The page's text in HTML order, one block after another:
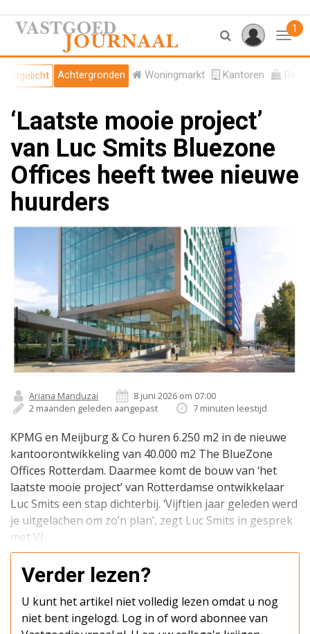
1
Uitgelicht Achtergronden Woningmarkt Kantoren Retail
‘Laatste mooie project’
van Luc Smits Bluezone
Offices heeft twee nieuwe
huurders
Ariana Manduzai
8 juni 2026 om 07:00
2 maanden geleden aangepast
7 minuten leestijd
KPMG en Meijburg & Co huren 6.250 m2 in de nieuwe
kantoorontwikkeling van 40.000 m2 The BlueZone
Offices Rotterdam. Daarmee komt de bouw van ‘het
laatste mooie project’ van Rotterdamse ontwikkelaar
Luc Smits een stap dichterbij. ‘Vijftien jaar geleden werd
je uitgelachen om zo’n plan’, zegt Luc Smits in gesprek
met VJ.
Verder lezen?
U kunt het artikel niet volledig lezen omdat u nog
niet bent ingelogd. Log in of word abonnee van